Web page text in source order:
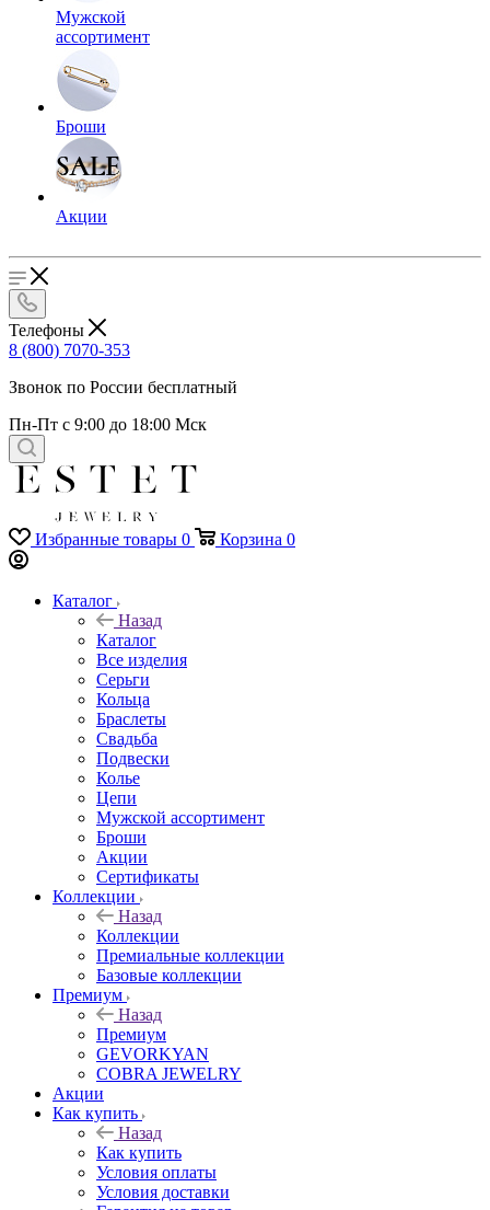
Мужской
ассортимент
Броши
Акции
Телефоны
8 (800) 7070-353
Звонок по России бесплатный
Пн-Пт с 9:00 до 18:00 Мск
Избранные товары 0 Корзина 0
Каталог
Назад
Каталог
Все изделия
Серьги
Кольца
Браслеты
Свадьба
Подвески
Колье
Цепи
Мужской ассортимент
Броши
Акции
Сертификаты
Коллекции
Назад
Коллекции
Премиальные коллекции
Базовые коллекции
Премиум
Назад
Премиум
GEVORKYAN
COBRA JEWELRY
Акции
Как купить
Назад
Как купить
Условия оплаты
Условия доставки